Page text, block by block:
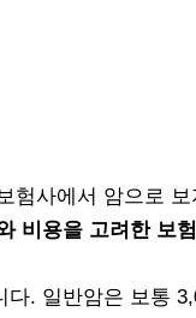
험사에서 암으로
비용을 고려한 보
. 일반암은 보통